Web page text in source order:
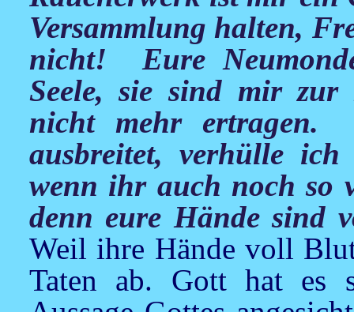
Versammlung halten,
nicht! Eure
Seele, sie sind mir
nicht mehr
ausbreitet, verhülle
wenn ihr auch noch so
denn eure Hände
Weil ihre Hände voll
Taten ab. Gott hat es